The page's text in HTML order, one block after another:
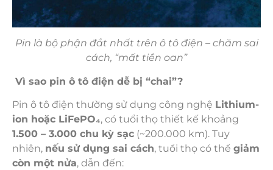
Pin là bộ phận đắt nhất trên ô tô điện – chăm sai
cách, “mất tiền oan”
Vì sao pin ô tô điện dễ bị “chai”?
Pin ô tô điện thường sử dụng công nghệ Lithium-
ion hoặc LiFePO₄, có tuổi thọ thiết kế khoảng
1.500 – 3.000 chu kỳ sạc (~200.000 km). Tuy
nhiên, nếu sử dụng sai cách, tuổi thọ có thể giảm
còn một nửa, dẫn đến: